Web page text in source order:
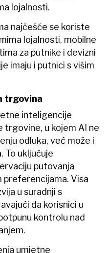
lojalnosti.
najčešće se koriste
lojalnosti, mobilne
za putnike i devizni
imaju i putnici s višim
trgovina
inteligencije
trgovine, u kojem AI ne
odluka, već može i
. To uključuje
putovanja
preferencijama. Visa
u suradnji s
da korisnici u
kontrolu nad
umjetne